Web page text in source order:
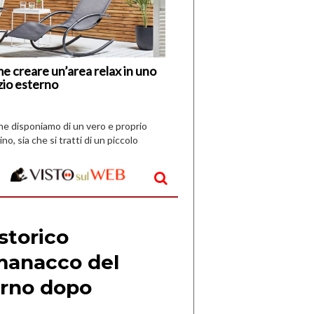
creare un’area relax in uno
esterno
Vespri
disponiamo di un vero e proprio
sia che si tratti di un piccolo